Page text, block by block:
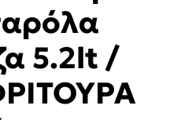
5.2lt /